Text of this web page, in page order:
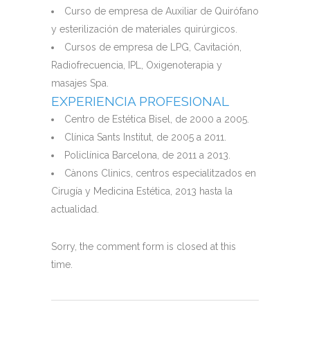
Curso de empresa de Auxiliar de Quirófano
y esterilización de materiales quirúrgicos.
Cursos de empresa de LPG, Cavitación,
Radiofrecuencia, IPL, Oxigenoterapia y
masajes Spa.
EXPERIENCIA PROFESIONAL
Centro de Estética Bisel, de 2000 a 2005.
Clínica Sants Institut, de 2005 a 2011.
Policlínica Barcelona, de 2011 a 2013.
Cànons Clinics, centros especialitzados en
Cirugía y Medicina Estética, 2013 hasta la
actualidad.
Sorry, the comment form is closed at this
time.